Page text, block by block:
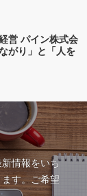
営 パイン株式会
がり」と「人を
情報をいち
す。ご希望